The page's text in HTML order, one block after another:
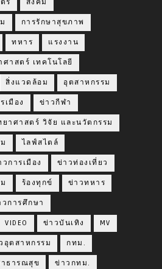
ร สังคม
การรักษาสุขภาพ
ทหาร แรงงาน
ศาสตร์ เทคโนโลยี
สิ่งแวดล้อม อุตสาหกรรม
เมือง ข่าวกีฬา
ยาศาสตร์ วิจัย และนวัตกรรม
ไลฟ์สไตล์
วการเมือง ข่าวท่องเที่ยว
ร้องทุกข์ ข่าวทหาร
วการศึกษา
VIDEO ข่าวบันเทิง MV
อุตสาหกรรม กทม.
าธารณสุข ข่าวกทม.